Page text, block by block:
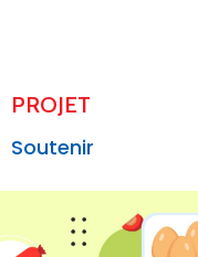
PROJET
Soutenir